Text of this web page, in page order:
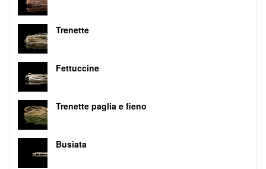
Trenette
Fettuccine
Trenette paglia e fieno
Busiata